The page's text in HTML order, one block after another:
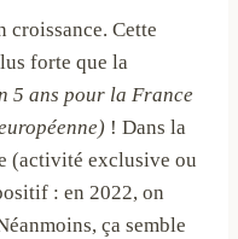
croissance. Cette
forte que la
5 ans pour la France
! Dans la
(activité exclusive ou
: en 2022, on
ça semble